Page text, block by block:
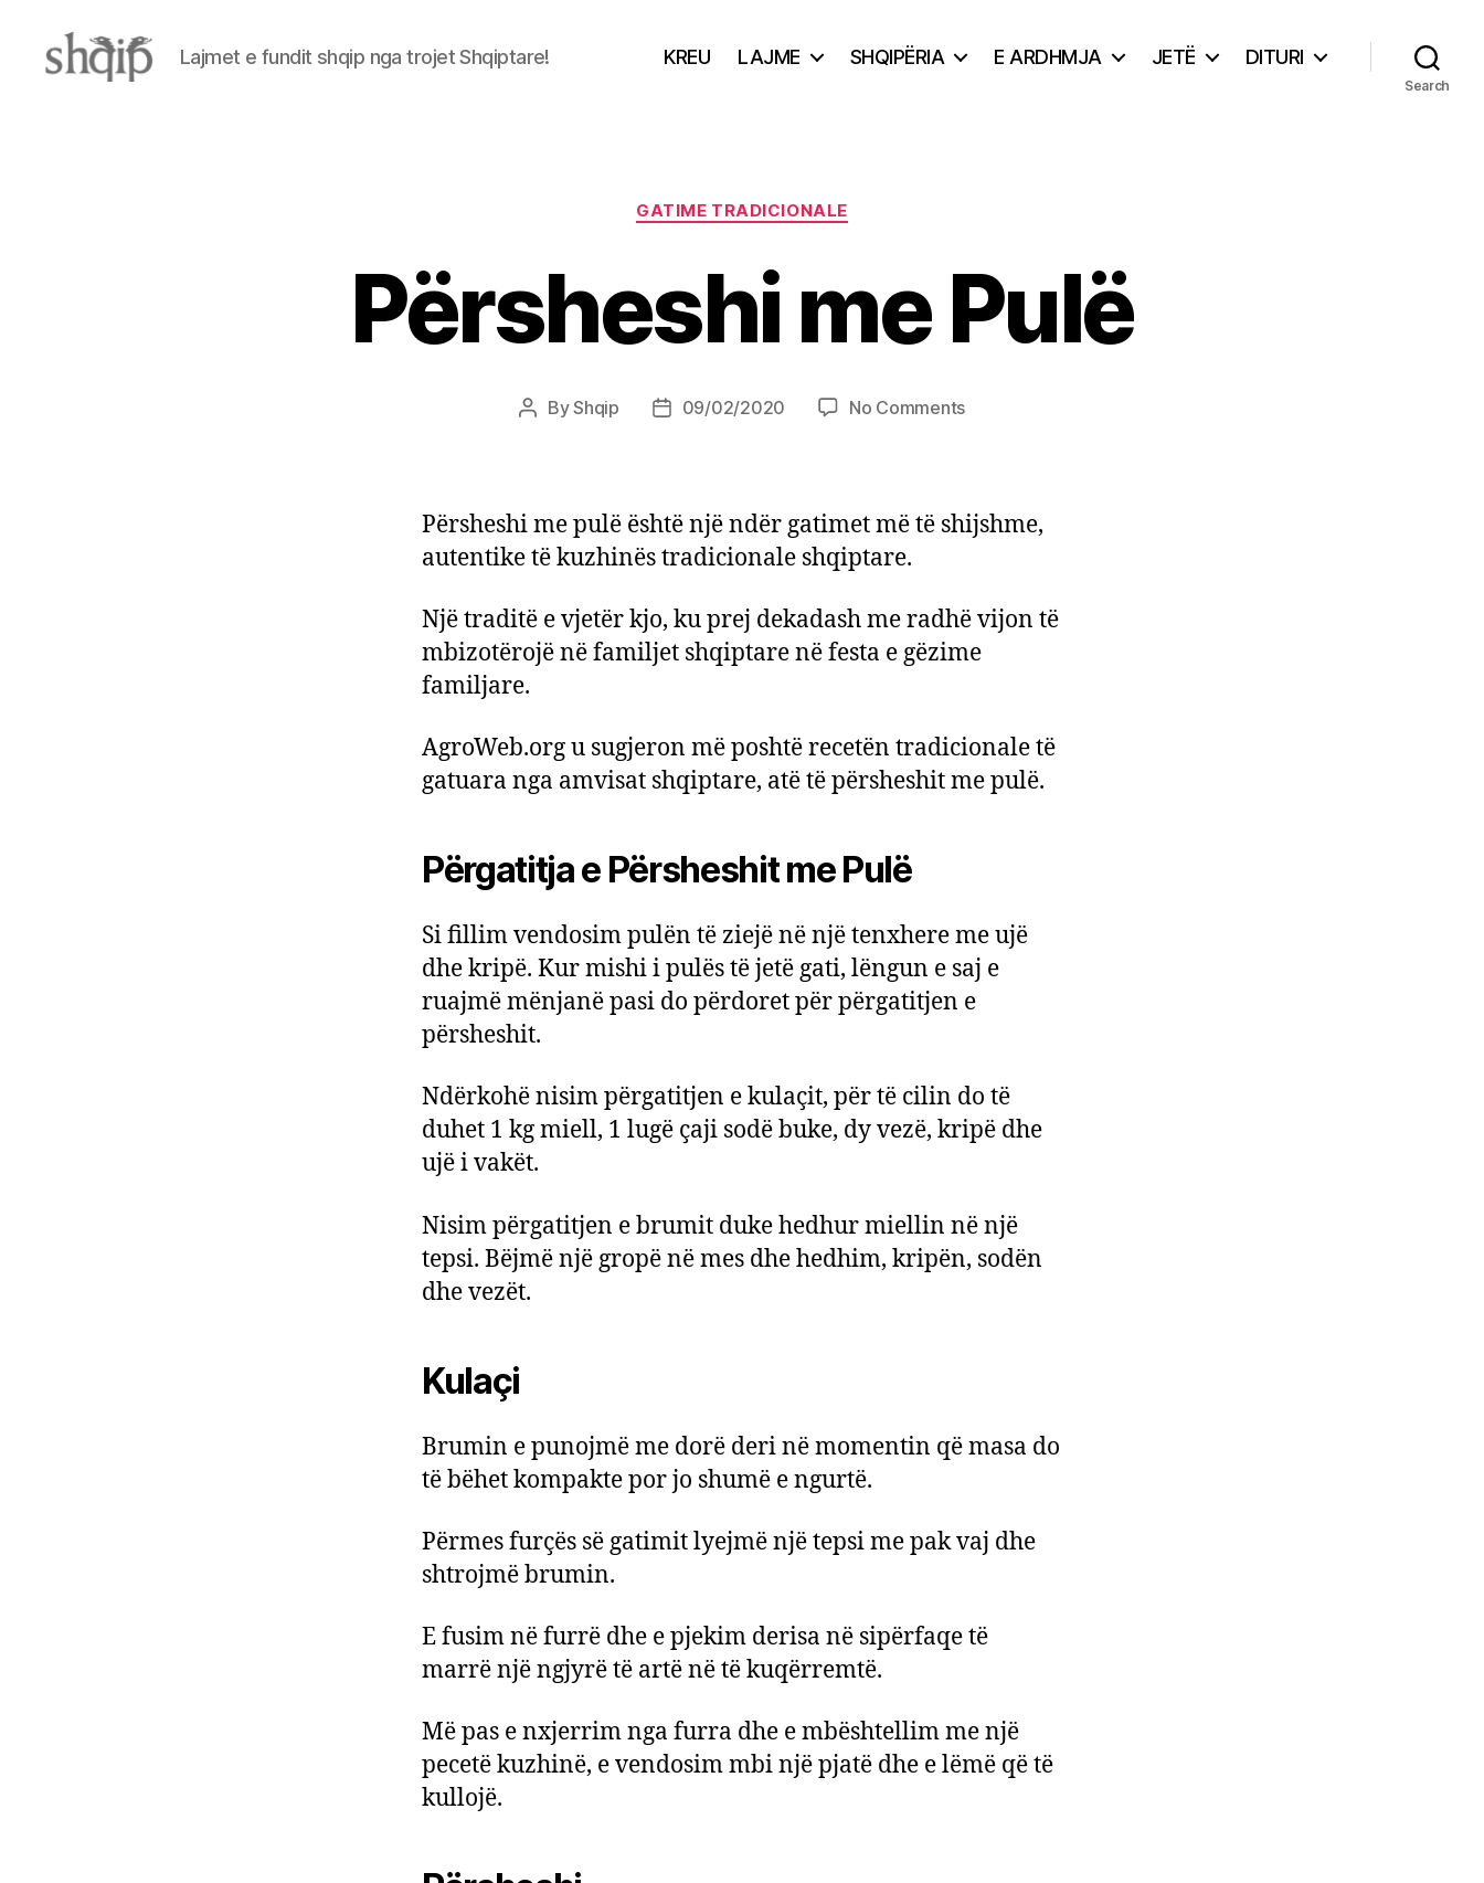
Lajmet e fundit shqip nga trojet Shqiptare! KREU LAJME SHQIPËRIA E ARDHMJA JETË DITURI
Search
Categories
GATIME TRADICIONALE
Përsheshi me Pulë
PostByShqip
Post09/02/2020 No Commentson
Përsheshi me pulë është një ndër gatimet më të shijshme,
autentike të kuzhinës tradicionale shqiptare.
Një traditë e vjetër kjo, ku prej dekadash me radhë vijon të
mbizotërojë në familjet shqiptare në festa e gëzime
familjare.
AgroWeb.org u sugjeron më poshtë recetën tradicionale të
gatuara nga amvisat shqiptare, atë të përsheshit me pulë.
Përgatitja e Përsheshit me Pulë
Si fillim vendosim pulën të ziejë në një tenxhere me ujë
dhe kripë. Kur mishi i pulës të jetë gati, lëngun e saj e
ruajmë mënjanë pasi do përdoret për përgatitjen e
përsheshit.
Ndërkohë nisim përgatitjen e kulaçit, për të cilin do të
duhet 1 kg miell, 1 lugë çaji sodë buke, dy vezë, kripë dhe
ujë i vakët.
Nisim përgatitjen e brumit duke hedhur miellin në një
tepsi. Bëjmë një gropë në mes dhe hedhim, kripën, sodën
dhe vezët.
Kulaçi
Brumin e punojmë me dorë deri në momentin që masa do
të bëhet kompakte por jo shumë e ngurtë.
Përmes furçës së gatimit lyejmë një tepsi me pak vaj dhe
shtrojmë brumin.
E fusim në furrë dhe e pjekim derisa në sipërfaqe të
marrë një ngjyrë të artë në të kuqërremtë.
Më pas e nxjerrim nga furra dhe e mbështellim me një
pecetë kuzhinë, e vendosim mbi një pjatë dhe e lëmë që të
kullojë.